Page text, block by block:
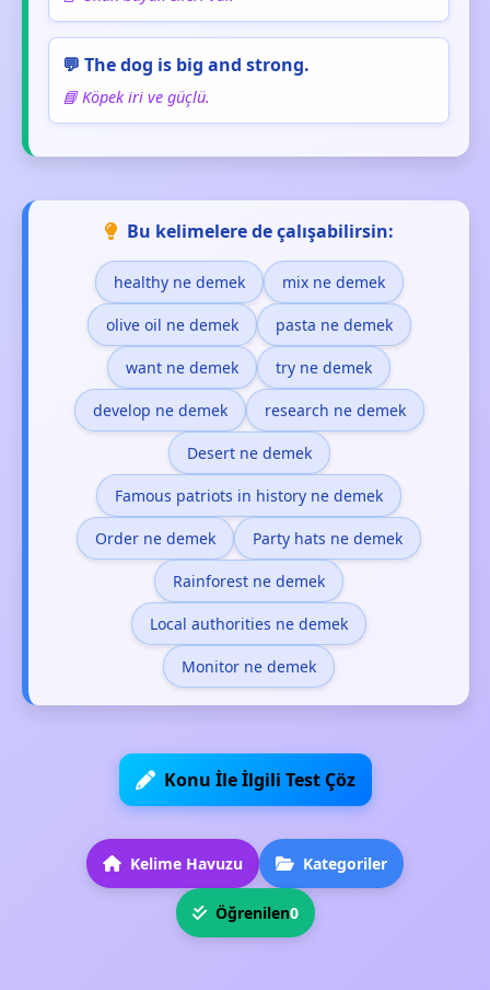
💬 The dog is big and strong.
📘 Köpek iri ve güçlü.
Bu kelimelere de çalışabilirsin:
healthy ne demek mix ne demek
olive oil ne demek pasta ne demek
want ne demek try ne demek
develop ne demek research ne demek
Desert ne demek
Famous patriots in history ne demek
Order ne demek Party hats ne demek
Rainforest ne demek
Local authorities ne demek
Monitor ne demek
Konu İle İlgili Test Çöz
Kelime Havuzu Kategoriler
Öğrenilen0